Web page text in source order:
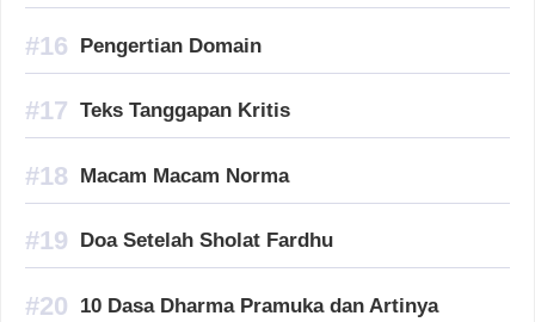
Pengertian Domain
Teks Tanggapan Kritis
Macam Macam Norma
Doa Setelah Sholat Fardhu
10 Dasa Dharma Pramuka dan Artinya